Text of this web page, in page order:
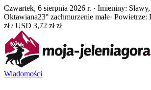
Czwartek, 6 sierpnia 2026 r. · Imieniny: Sławy,
Oktawiana23° zachmurzenie małe· Powietrze:
zł / USD 3,72 zł zł
Wiadomości